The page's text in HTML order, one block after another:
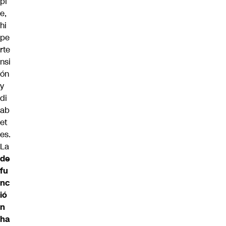
e,
hi
pe
rte
nsi
ón
y
di
ab
et
es.
La
de
fu
nc
ió
n
ha